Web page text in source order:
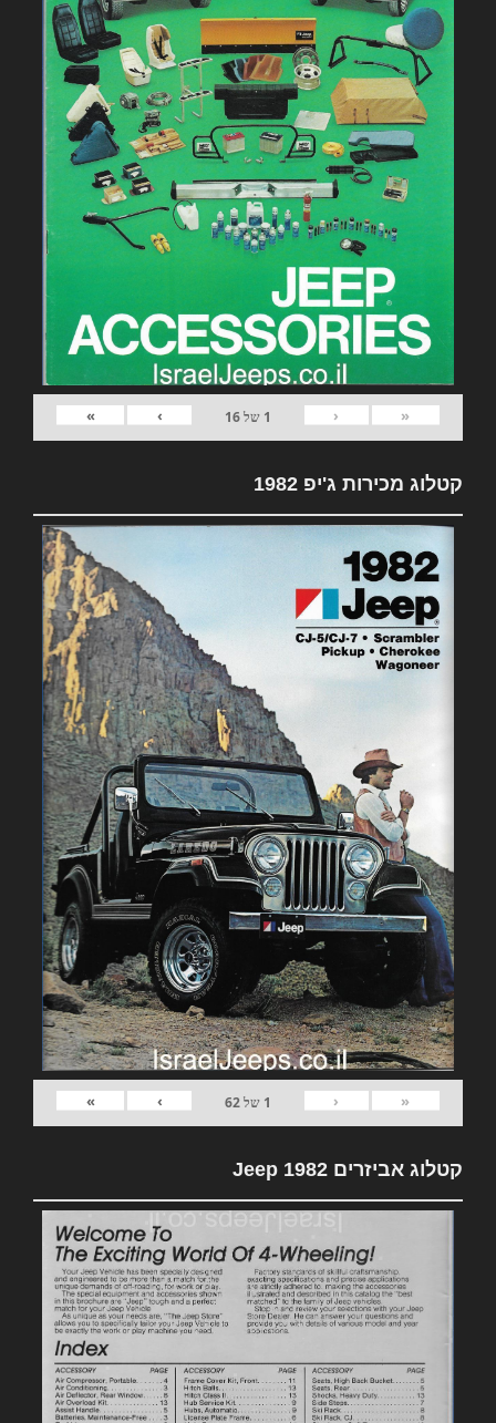
«
‹
1 של16
›
»
קטלוג מכירות ג'יפ 1982
«
‹
1 של62
›
»
קטלוג אביזרים 1982 Jeep